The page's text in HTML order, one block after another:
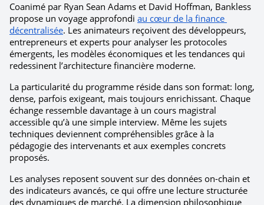
Coanimé par Ryan Sean Adams et David Hoffman, Bankless
propose un voyage approfondi au cœur de la finance
décentralisée. Les animateurs reçoivent des développeurs,
entrepreneurs et experts pour analyser les protocoles
émergents, les modèles économiques et les tendances qui
redessinent l’architecture financière moderne.
La particularité du programme réside dans son format: long,
dense, parfois exigeant, mais toujours enrichissant. Chaque
échange ressemble davantage à un cours magistral
accessible qu’à une simple interview. Même les sujets
techniques deviennent compréhensibles grâce à la
pédagogie des intervenants et aux exemples concrets
proposés.
Les analyses reposent souvent sur des données on-chain et
des indicateurs avancés, ce qui offre une lecture structurée
des dynamiques de marché. La dimension philosophique